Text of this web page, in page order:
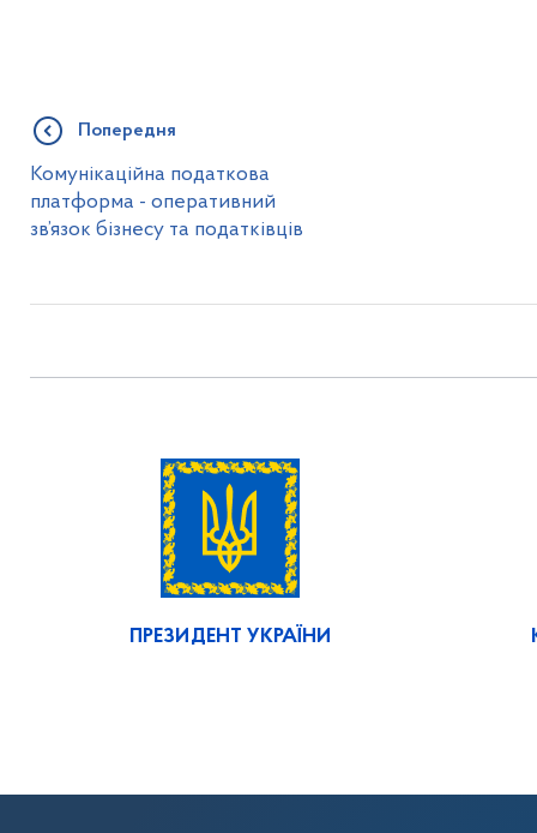
Попередня
Комунікаційна податкова
платформа - оперативний
зв’язок бізнесу та податківців
ПРЕЗИДЕНТ УКРАЇНИ